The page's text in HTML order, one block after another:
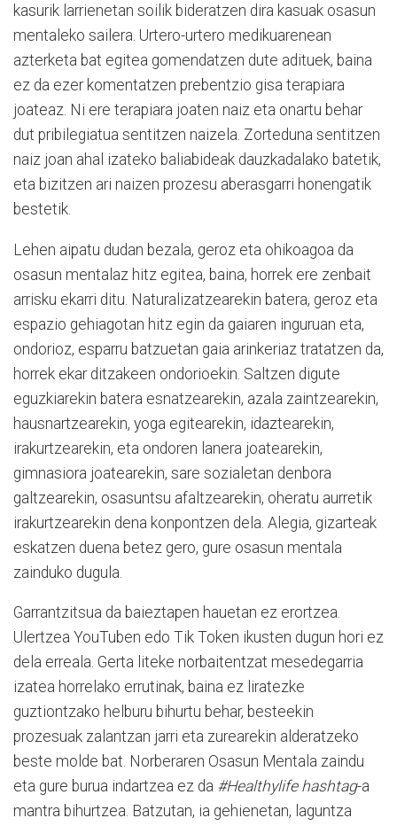
kasurik larrienetan soilik bideratzen dira kasuak osasun
mentaleko sailera. Urtero-urtero medikuarenean
azterketa bat egitea gomendatzen dute adituek, baina
ez da ezer komentatzen prebentzio gisa terapiara
joateaz. Ni ere terapiara joaten naiz eta onartu behar
dut pribilegiatua sentitzen naizela. Zorteduna sentitzen
naiz joan ahal izateko baliabideak dauzkadalako batetik,
eta bizitzen ari naizen prozesu aberasgarri honengatik
bestetik.
Lehen aipatu dudan bezala, geroz eta ohikoagoa da
osasun mentalaz hitz egitea, baina, horrek ere zenbait
arrisku ekarri ditu. Naturalizatzearekin batera, geroz eta
espazio gehiagotan hitz egin da gaiaren inguruan eta,
ondorioz, esparru batzuetan gaia arinkeriaz tratatzen da,
horrek ekar ditzakeen ondorioekin. Saltzen digute
eguzkiarekin batera esnatzearekin, azala zaintzearekin,
hausnartzearekin, yoga egitearekin, idaztearekin,
irakurtzearekin, eta ondoren lanera joatearekin,
gimnasiora joatearekin, sare sozialetan denbora
galtzearekin, osasuntsu afaltzearekin, oheratu aurretik
irakurtzearekin dena konpontzen dela. Alegia, gizarteak
eskatzen duena betez gero, gure osasun mentala
zainduko dugula.
Garrantzitsua da baieztapen hauetan ez erortzea.
Ulertzea YouTuben edo Tik Token ikusten dugun hori ez
dela erreala. Gerta liteke norbaitentzat mesedegarria
izatea horrelako errutinak, baina ez liratezke
guztiontzako helburu bihurtu behar, besteekin
prozesuak zalantzan jarri eta zurearekin alderatzeko
beste molde bat. Norberaren Osasun Mentala zaindu
eta gure burua indartzea ez da #Healthylife hashtag-a
mantra bihurtzea. Batzutan, ia gehienetan, laguntza